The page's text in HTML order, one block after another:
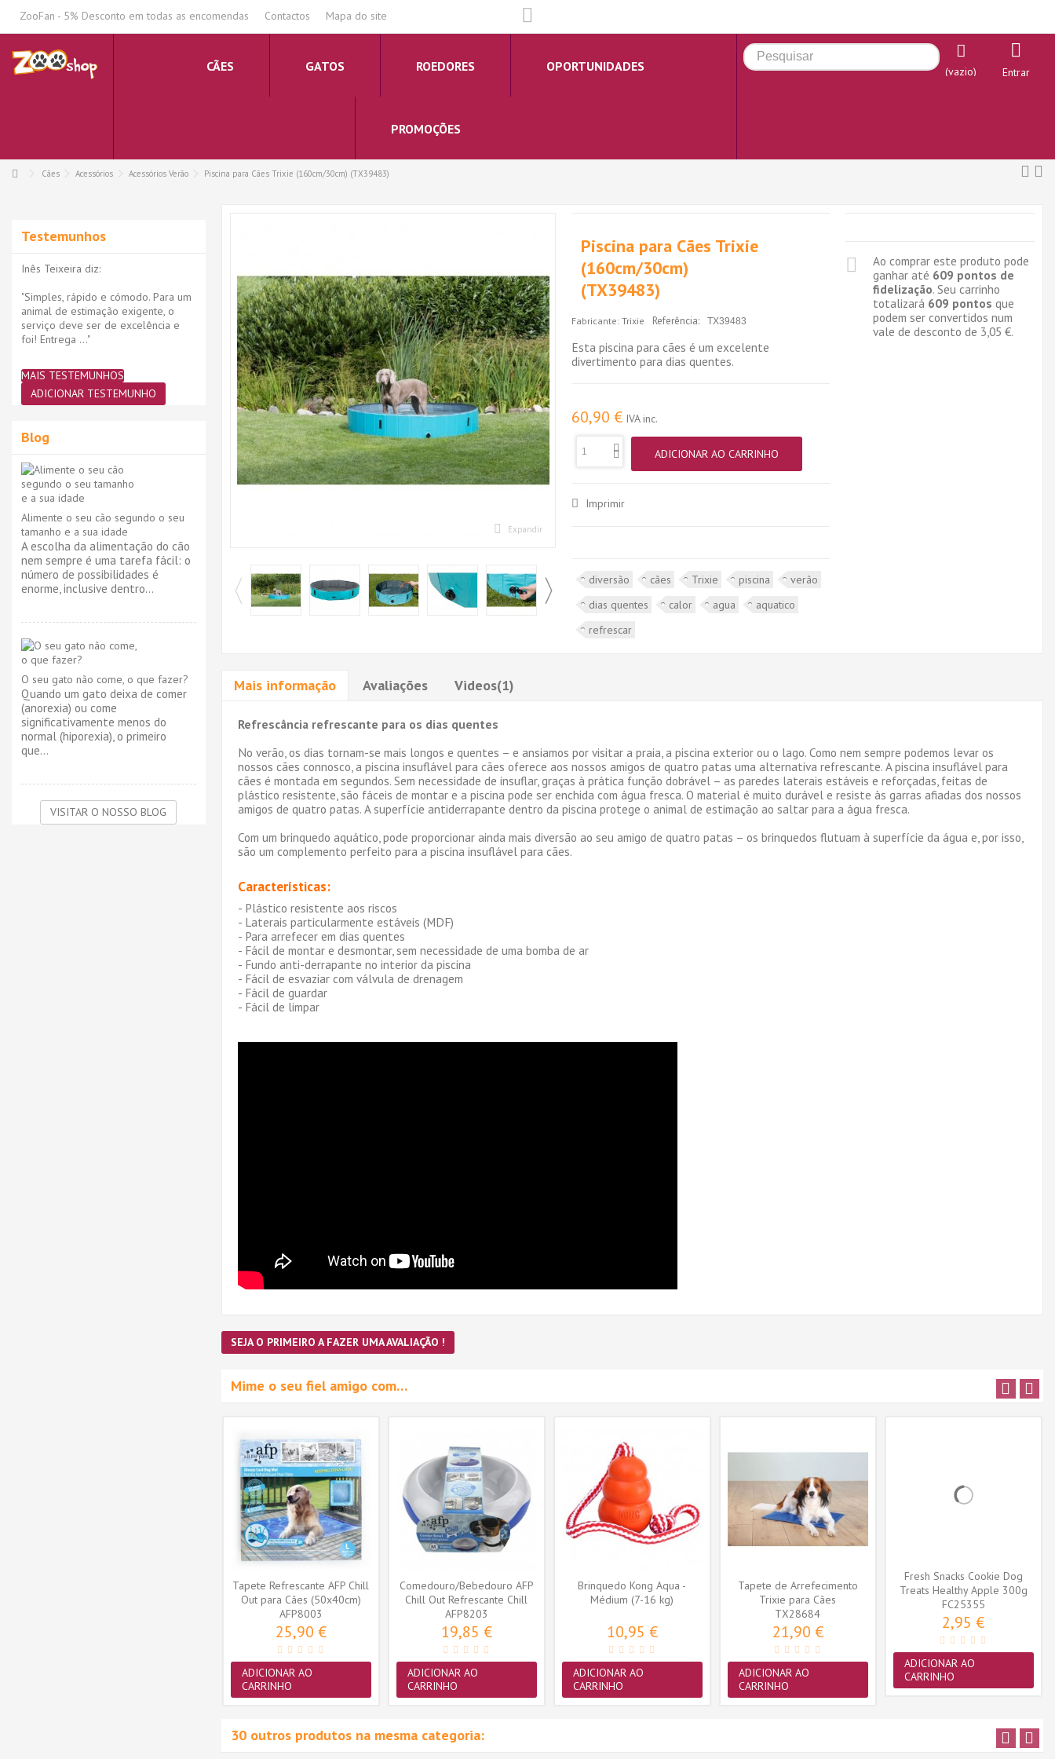
ZooFan - 5% Desconto em todas as encomendas Contactos Mapa do site
CÃES GATOS ROEDORES OPORTUNIDADES
PROMOÇÕES
(vazio) Entrar
Cães Acessórios Acessórios Verão Piscina para Cães Trixie (160cm/30cm) (TX39483)
Expandir
Piscina para Cães Trixie
(160cm/30cm)
(TX39483)
Fabricante: Trixie Referência: TX39483
Esta piscina para cães é um excelente
divertimento para dias quentes.
60,90 € IVA inc.
ADICIONAR AO CARRINHO
Imprimir
diversão cães Trixie piscina
verão
dias quentes
calor agua
aquatico
refrescar
Ao comprar este produto pode
ganhar até 609 pontos de
fidelização. Seu carrinho
totalizará 609 pontos que
podem ser convertidos num
vale de desconto de 3,05 €.
Mais informação Avaliações Videos(1)
Refrescância refrescante para os dias quentes
No verão, os dias tornam-se mais longos e quentes – e ansiamos por visitar a praia, a piscina exterior ou o lago. Como nem sempre podemos levar os
nossos cães connosco, a piscina insuflável para cães oferece aos nossos amigos de quatro patas uma alternativa refrescante. A piscina insuflável para
cães é montada em segundos. Sem necessidade de insuflar, graças à prática função dobrável – as paredes laterais estáveis ​​e reforçadas, feitas de
plástico resistente, são fáceis de montar e a piscina pode ser enchida com água fresca. O material é muito durável e resiste às garras afiadas dos nossos
amigos de quatro patas. A superfície antiderrapante dentro da piscina protege o animal de estimação ao saltar para a água fresca.
Com um brinquedo aquático, pode proporcionar ainda mais diversão ao seu amigo de quatro patas – os brinquedos flutuam à superfície da água e, por isso,
são um complemento perfeito para a piscina insuflável para cães.
Características:
- Plástico resistente aos riscos
- Laterais particularmente estáveis (MDF)
- Para arrefecer em dias quentes
- Fácil de montar e desmontar, sem necessidade de uma bomba de ar
- Fundo anti-derrapante no interior da piscina
- Fácil de esvaziar com válvula de drenagem
- Fácil de guardar
- Fácil de limpar
SEJA O PRIMEIRO A FAZER UMA AVALIAÇÃO !
Mime o seu fiel amigo com…
Tapete Refrescante AFP Chill
Out para Cães (50x40cm)
AFP8003
25,90 €
ADICIONAR AO
CARRINHO
Comedouro/Bebedouro AFP
Chill Out Refrescante Chill
500ml
AFP8203
19,85 €
ADICIONAR AO
CARRINHO
Brinquedo Kong Aqua -
Médium (7-16 kg)
10,95 €
ADICIONAR AO
CARRINHO
Tapete de Arrefecimento
Trixie para Cães
(65cmx50cm)...
TX28684
21,90 €
ADICIONAR AO
CARRINHO
Fresh Snacks Cookie Dog
Treats Healthy Apple 300g
FC25355
2,95 €
ADICIONAR AO
CARRINHO
30 outros produtos na mesma categoria:
Testemunhos
Inês Teixeira diz:
"Simples, rápido e cómodo. Para um
animal de estimação exigente, o
serviço deve ser de excelência e
foi! Entrega ..."
MAIS TESTEMUNHOS
ADICIONAR TESTEMUNHO
Blog
Alimente o seu cão segundo o seu
tamanho e a sua idade
A escolha da alimentação do cão
nem sempre é uma tarefa fácil: o
número de possibilidades é
enorme, inclusive dentro...
O seu gato não come, o que fazer?
Quando um gato deixa de comer
(anorexia) ou come
significativamente menos do
normal (hiporexia), o primeiro
que...
VISITAR O NOSSO BLOG